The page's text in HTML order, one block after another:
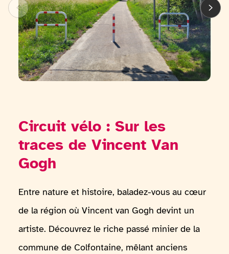
Circuit vélo : Sur les
traces de Vincent Van
Gogh
Entre nature et histoire, baladez-vous au cœur
de la région où Vincent van Gogh devint un
artiste. Découvrez le riche passé minier de la
commune de Colfontaine, mêlant anciens